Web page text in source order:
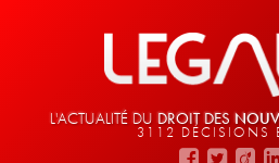
L'ACTUALITÉ DU DROIT DES
3112 DÉCISIONS